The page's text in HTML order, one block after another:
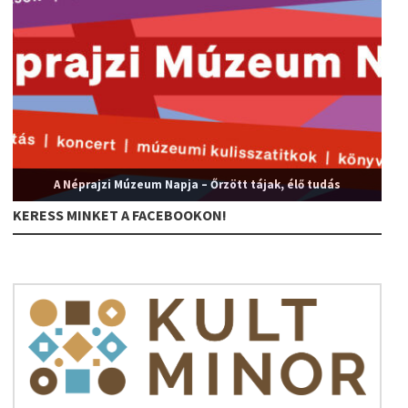
A Néprajzi Múzeum Napja – Őrzött tájak, élő tudás
KERESS MINKET A FACEBOOKON!